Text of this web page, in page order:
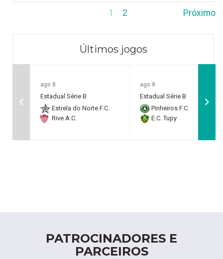
1 2 Próximo
Últimos jogos
ago 8
Estadual Série B
Estrela do Norte F.C.
Rive A.C.
ago 8
Estadual Série B
Pinheiros F.C.
E.C. Tupy
PATROCINADORES E
PARCEIROS